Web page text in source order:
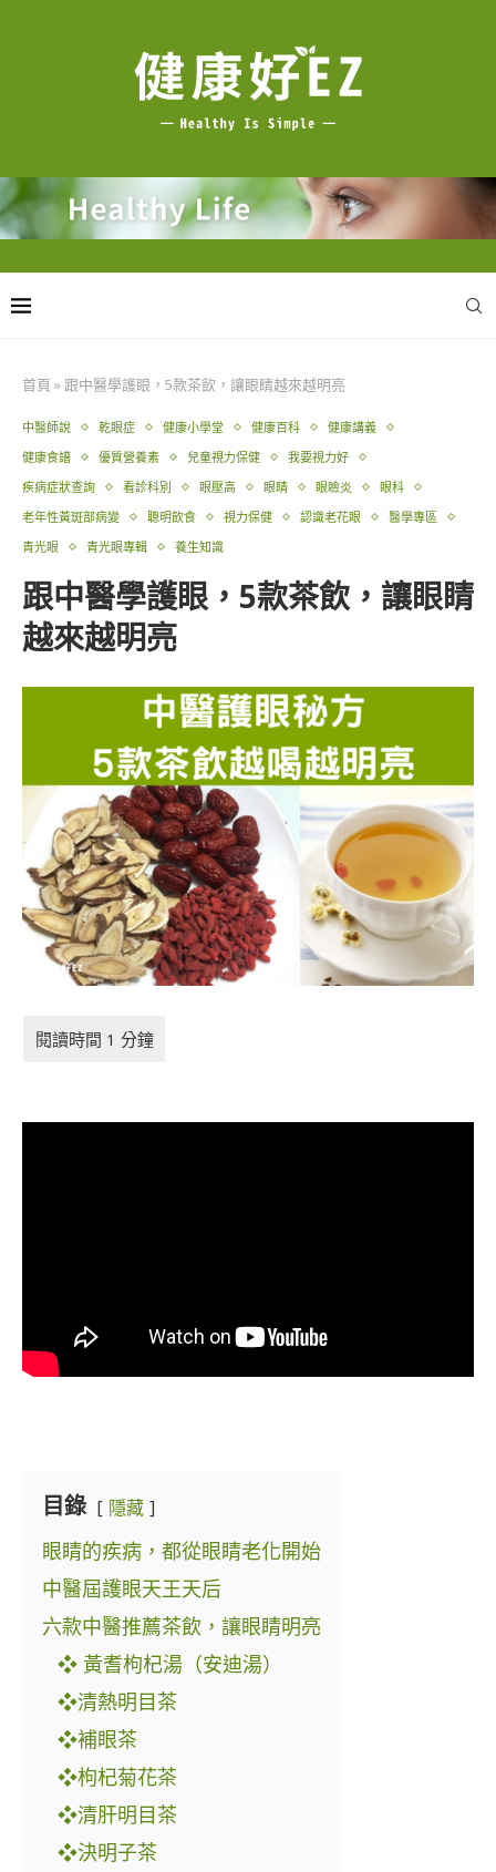
首頁 » 跟中醫學護眼，5款茶飲，讓眼睛越來越明亮
中醫師說 乾眼症 健康小學堂 健康百科
健康講義
健康食譜
優質營養素 兒童視力保健
我要視力好
疾病症狀查詢
看診科別 眼壓高 眼睛 眼瞼炎
眼科
老年性黃斑部病變
聰明飲食 視力保健 認識老花眼
醫學專區
青光眼
青光眼專輯 養生知識
跟中醫學護眼，5款茶飲，讓眼睛
越來越明亮
目錄 隱藏
眼睛的疾病，都從眼睛老化開始
中醫屆護眼天王天后
六款中醫推薦茶飲，讓眼睛明亮
❖ 黃耆枸杞湯（安迪湯）
❖清熱明目茶
❖補眼茶
❖枸杞菊花茶
❖清肝明目茶
❖決明子茶